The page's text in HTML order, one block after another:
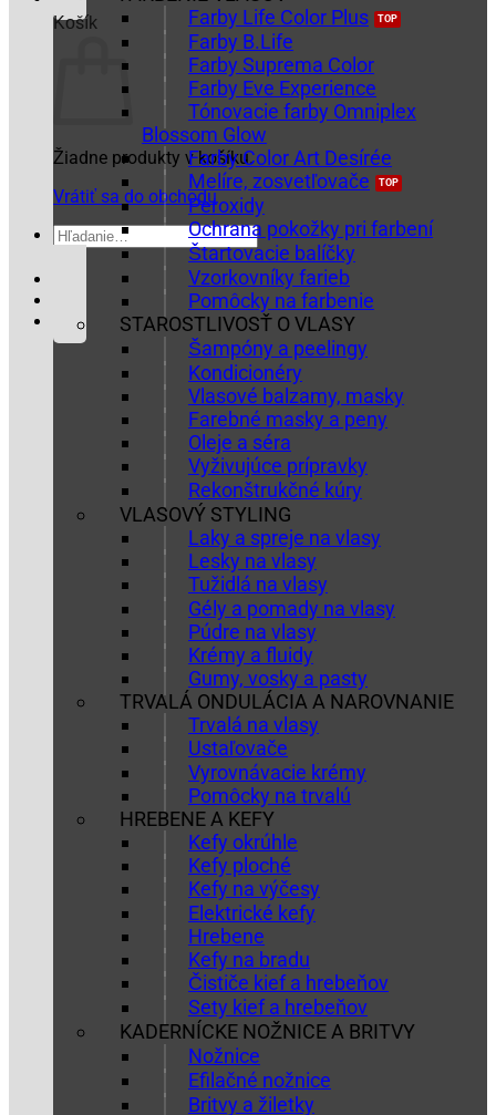
Košík
Žiadne produkty v košíku.
Vrátiť sa do obchodu
Hľadať:
Farby Life Color Plus
Farby B.Life
Farby Suprema Color
Farby Eve Experience
Tónovacie farby Omniplex
Blossom Glow
Farby Color Art Desírée
Melíre, zosvetľovače
Peroxidy
Ochrana pokožky pri farbení
Štartovacie balíčky
Vzorkovníky farieb
Pomôcky na farbenie
STAROSTLIVOSŤ O VLASY
Šampóny a peelingy
Kondicionéry
Vlasové balzamy, masky
Farebné masky a peny
Oleje a séra
Vyživujúce prípravky
Rekonštrukčné kúry
VLASOVÝ STYLING
Laky a spreje na vlasy
Lesky na vlasy
Tužidlá na vlasy
Gély a pomady na vlasy
Púdre na vlasy
Krémy a fluidy
Gumy, vosky a pasty
TRVALÁ ONDULÁCIA A NAROVNANIE
Trvalá na vlasy
Ustaľovače
Vyrovnávacie krémy
Pomôcky na trvalú
HREBENE A KEFY
Kefy okrúhle
Kefy ploché
Kefy na výčesy
Elektrické kefy
Hrebene
Kefy na bradu
Čističe kief a hrebeňov
Sety kief a hrebeňov
KADERNÍCKE NOŽNICE A BRITVY
Nožnice
Efilačné nožnice
Britvy a žiletky